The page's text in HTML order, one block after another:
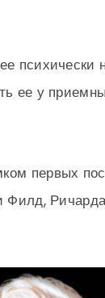
психически
ее у
первых
Филд,